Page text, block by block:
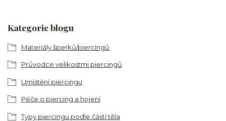
Kategorie blogu
Materiály šperků/piercingů
Průvodce velikostmi piercingů
Umístění piercingu
Péče o piercing a hojení
Typy piercingu podle částí těla